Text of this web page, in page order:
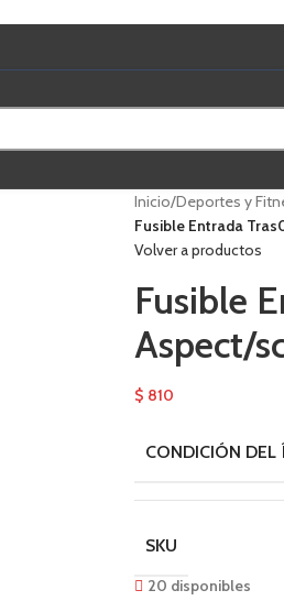
Inicio/Deportes y
Fusible Entrada
Volver a productos
Fusible
Aspect/
$ 810
CONDICIÓN DEL
SKU
20 disponibles